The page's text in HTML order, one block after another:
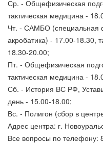
Ср. - Общефизическая
тактическая медицина -
Чт. - САМБО (специальная
акробатика) - 17.00-18.30,
18.30-20.00;
Пт. - Общефизическая
тактическая медицина -
Сб. - История ВС РФ,
день - 15.00-18.00;
Вс. - Полигон (сбор в
Адрес центра: г.
Все вопросы по телефону: